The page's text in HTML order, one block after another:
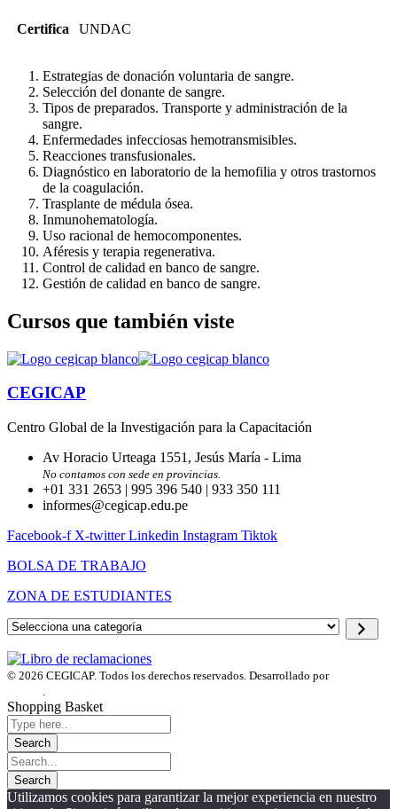
Certifica UNDAC
Estrategias de donación voluntaria de sangre.
Selección del donante de sangre.
Tipos de preparados. Transporte y admi­nistración de la
sangre.
Enfermedades infecciosas hemotransmi­sibles.
Reacciones transfusionales.
Diagnóstico en laboratorio de la hemofi­lia y otros trastornos
de la coagulación.
Trasplante de médula ósea.
Inmunohematología.
Uso racional de hemocomponentes.
Aféresis y terapia regenerativa.
Control de calidad en banco de sangre.
Gestión de calidad en banco de sangre.
Cursos que también viste
CEGICAP
Centro Global de la Investigación para la Capacitación
Av Horacio Urteaga 1551, Jesús María - Lima
No contamos con sede en provincias.
+01 331 2653 | 995 396 540 | 933 350 111
informes@cegicap.edu.pe
Facebook-f X-twitter Linkedin Instagram Tiktok
BOLSA DE TRABAJO
ZONA DE ESTUDIANTES
Selecciona
una
categoría
© 2026 CEGICAP. Todos los derechos reservados. Desarrollado por
.
Shopping Basket
Utilizamos cookies para garantizar la mejor experiencia en nuestro